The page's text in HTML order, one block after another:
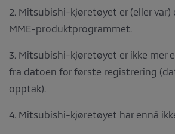
2. Mitsubishi-kjøretøyet er (eller
MME-produktprogrammet.
3. Mitsubishi-kjøretøyet er ikke mer
fra datoen for første registrering
opptak).
4. Mitsubishi-kjøretøyet har ennå